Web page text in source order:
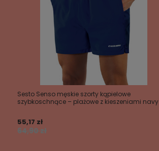
Sesto Senso męskie szorty kąpielowe
szybkoschnące – plażowe z kieszeniami navy
64,90 zł
55,17 zł